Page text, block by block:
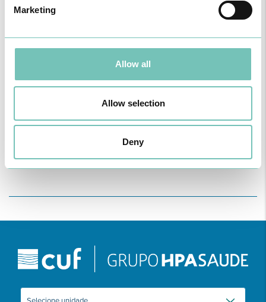
Marketing
Allow all
Allow selection
Deny
PODCAST EM ONCOLOGIA
Com um formato dinâmico e direto, este episódio combinam
conhecimento técnico c…